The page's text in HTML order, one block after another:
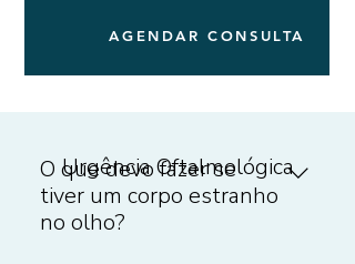
AGENDAR CONSULTA
O que devo fazer se
tiver um corpo estranho
no olho?
Urgência Oftalmológica